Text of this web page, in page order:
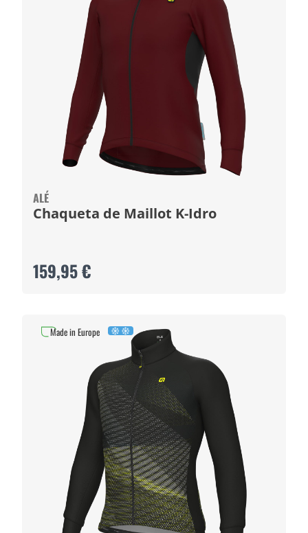
ALÉ
Chaqueta de Maillot K-Idro
159,95 €
Made in Europe